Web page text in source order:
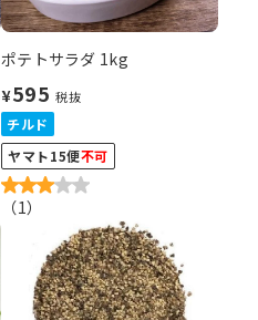
ポテトサラダ 1kg
¥595 税抜
チルド
ヤマト15便不可
（1）